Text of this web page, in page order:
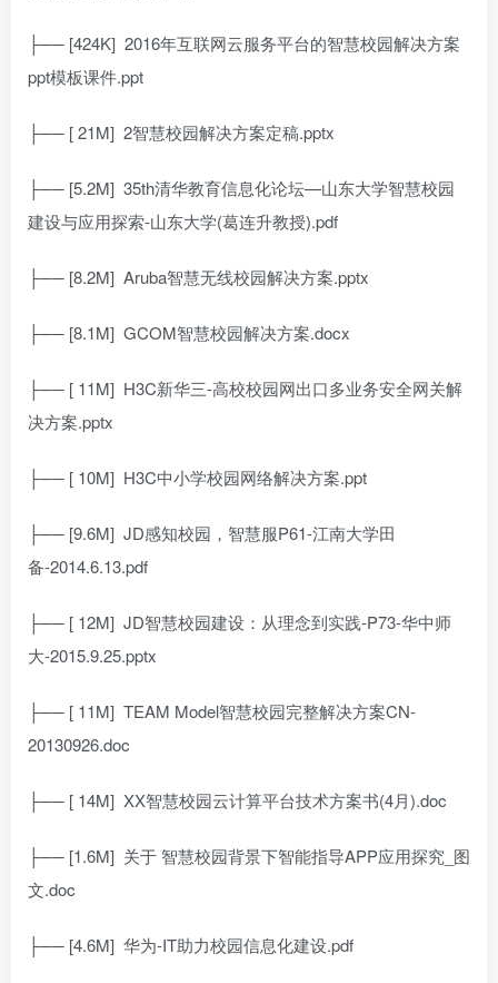
├── [424K] 2016年互联网云服务平台的智慧校园解决方案
ppt模板课件.ppt
├── [ 21M] 2智慧校园解决方案定稿.pptx
├── [5.2M] 35th清华教育信息化论坛—山东大学智慧校园
建设与应用探索-山东大学(葛连升教授).pdf
├── [8.2M] Aruba智慧无线校园解决方案.pptx
├── [8.1M] GCOM智慧校园解决方案.docx
├── [ 11M] H3C新华三-高校校园网出口多业务安全网关解
决方案.pptx
├── [ 10M] H3C中小学校园网络解决方案.ppt
├── [9.6M] JD感知校园，智慧服P61-江南大学田
备-2014.6.13.pdf
├── [ 12M] JD智慧校园建设：从理念到实践-P73-华中师
大-2015.9.25.pptx
├── [ 11M] TEAM Model智慧校园完整解决方案CN-
20130926.doc
├── [ 14M] XX智慧校园云计算平台技术方案书(4月).doc
├── [1.6M] 关于 智慧校园背景下智能指导APP应用探究_图
文.doc
├── [4.6M] 华为-IT助力校园信息化建设.pdf